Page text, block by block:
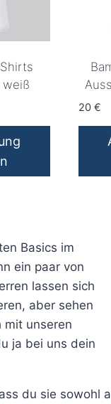
der
weiß
20 €
auf.
Die
Basics im
ein paar von
lassen sich
aber sehen
mit unseren
ja bei uns dein
du sie sowohl